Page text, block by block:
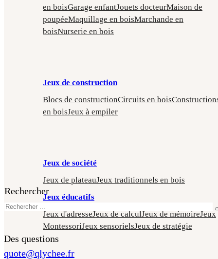
Rechercher
Des questions
quote@qlychee.fr
en boisGarage enfantJouets docteurMaison de
poupéeMaquillage en boisMarchande en
boisNurserie en bois
Jeux de construction
Blocs de constructionCircuits en bois
en boisJeux à empiler
Jeux de société
Jeux de plateauJeux traditionnels en bois
Jeux éducatifs
Jeux d'adresseJeux de calculJeux de mémoireJeux
MontessoriJeux sensorielsJeux de stratégie